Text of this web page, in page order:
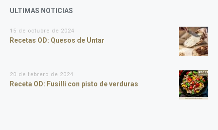
ULTIMAS NOTICIAS
15 de octubre de 2024
Recetas OD: Quesos de Untar
20 de febrero de 2024
Receta OD: Fusilli con pisto de verduras